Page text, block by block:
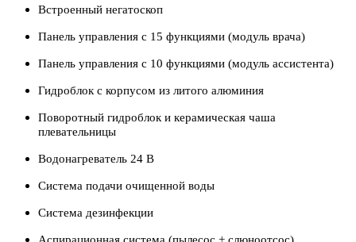
Встроенный негатоскоп
Панель управления с 15 функциями (модуль врача)
Панель управления с 10 функциями (модуль ассистента)
Гидроблок с корпусом из литого алюминия
Поворотный гидроблок и керамическая чаша
плевательницы
Водонагреватель 24 В
Система подачи очищенной воды
Система дезинфекции